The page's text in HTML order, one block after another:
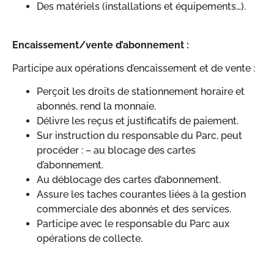
Des matériels (installations et équipements…).
Encaissement/vente d’abonnement :
Participe aux opérations d’encaissement et de vente :
Perçoit les droits de stationnement horaire et
abonnés, rend la monnaie.
Délivre les reçus et justificatifs de paiement.
Sur instruction du responsable du Parc, peut
procéder : – au blocage des cartes
d’abonnement.
Au déblocage des cartes d’abonnement.
Assure les taches courantes liées à la gestion
commerciale des abonnés et des services.
Participe avec le responsable du Parc aux
opérations de collecte.